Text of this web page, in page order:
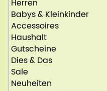
Herren
Babys & Kleinkinder
Accessoires
Haushalt
Gutscheine
Dies & Das
Sale
Neuheiten